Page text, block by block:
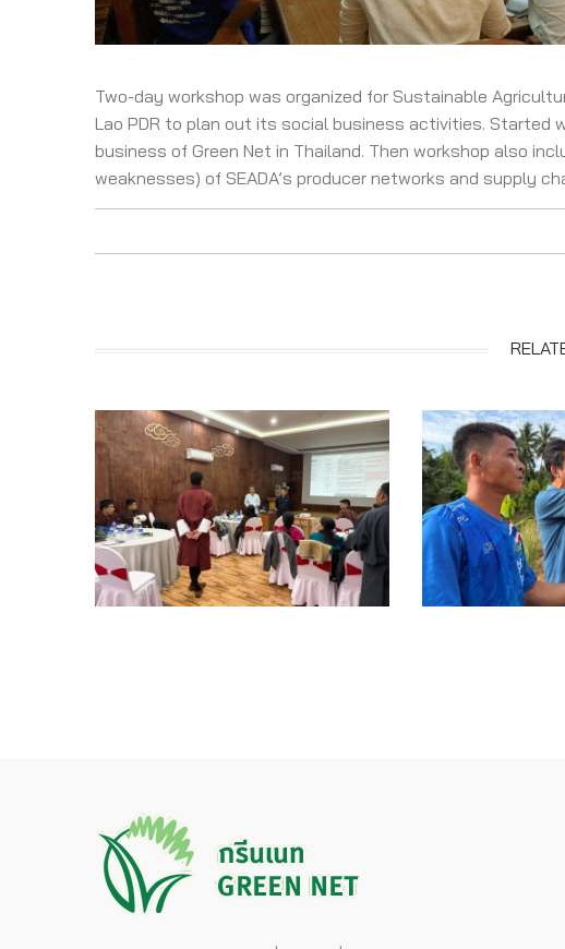
Two-day workshop was organized for Sustainable
Lao PDR to plan out its social business activities.
business of Green Net in Thailand. Then workshop also
weaknesses) of SEADA’s producer networks and supply